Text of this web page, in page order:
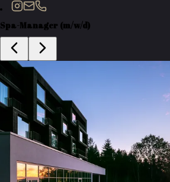
Spa-Manager (m/w/d)